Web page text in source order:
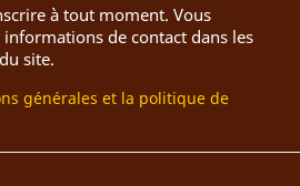
à tout moment. Vous
de contact dans les
site.
générales et la politique de